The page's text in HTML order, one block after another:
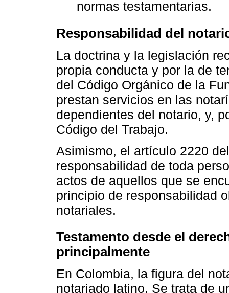
normas testamentarias.
Responsabilidad del
La doctrina y la legislación
propia conducta y por la de
del Código Orgánico de la
prestan servicios en las
dependientes del notario, y,
Código del Trabajo.
Asimismo, el artículo 2220
responsabilidad de toda
actos de aquellos que se
principio de responsabilidad
notariales.
Testamento desde el
principalmente
En Colombia, la figura del
notariado latino. Se trata de